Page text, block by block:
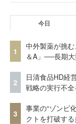
今日
1
中外製薬が挑
＆A」──長期
2
日清食品HD経
戦略の実行不
3
事業の“ゾンビ
クトを打破する